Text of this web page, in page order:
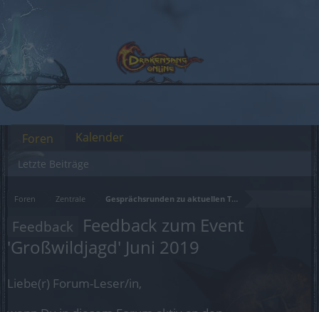
Foren Zentrale Gesprächsrunden zu aktuellen Themen
Feedback Feedback zum Event
'Großwildjagd' Juni 2019
Liebe(r) Forum-Leser/in,
Foren
Letzte Beiträge
Kalender